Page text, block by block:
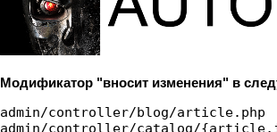
Модификатор "вносит изменения" в
admin/controller/blog/article.php
admin/controller/catalog/